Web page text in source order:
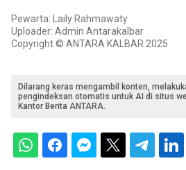
Pewarta: Laily Rahmawaty
Uploader: Admin Antarakalbar
Copyright © ANTARA KALBAR 2025
Dilarang keras mengambil konten,
pengindeksan otomatis untuk AI di situs
Kantor Berita ANTARA.